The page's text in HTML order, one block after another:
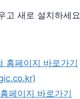
고 새로 설치하세
홈페이지 바로가기
페이지 바로가기